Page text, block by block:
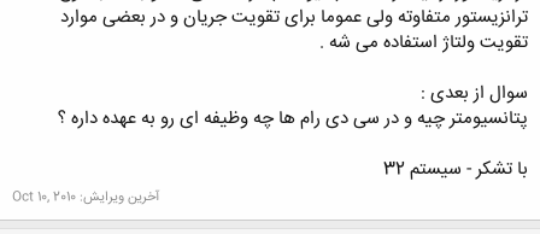
کلیک کنید تا باز شود...
ترانزیستور متفاوته ولی عموما برای تقویت جریان و در بعضی موارد
تقویت ولتاژ استفاده می شه .
سوال از بعدی :
پتانسیومتر چیه و در سی دی رام ها چه وظیفه ای رو به عهده داره ؟
با تشکر - سیستم 32
آخرین ویرایش: Oct 10, 2010